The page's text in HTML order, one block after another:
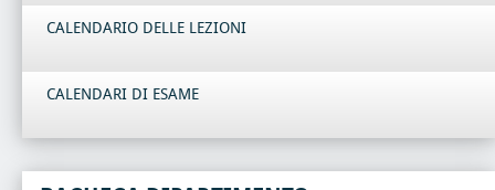
CALENDARIO DELLE LEZIONI
CALENDARI DI ESAME